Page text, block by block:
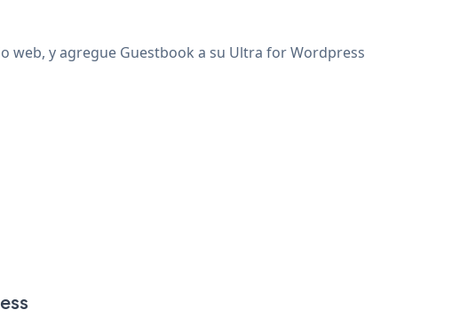
web, y agregue Guestbook a su Ultra for Wordpress